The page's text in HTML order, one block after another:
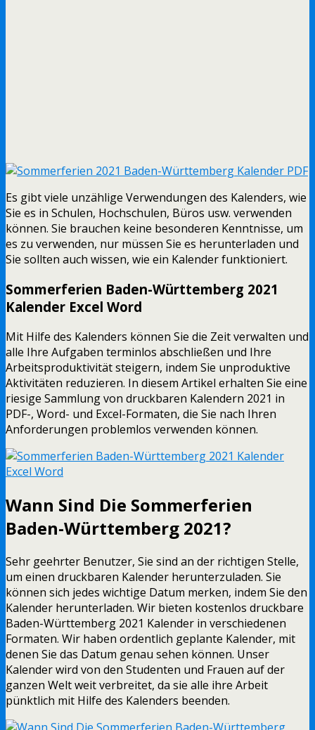
Es gibt viele unzählige Verwendungen des Kalenders, wie
Sie es in Schulen, Hochschulen, Büros usw. verwenden
können. Sie brauchen keine besonderen Kenntnisse, um
es zu verwenden, nur müssen Sie es herunterladen und
Sie sollten auch wissen, wie ein Kalender funktioniert.
Sommerferien Baden-Württemberg 2021
Kalender Excel Word
Mit Hilfe des Kalenders können Sie die Zeit verwalten und
alle Ihre Aufgaben terminlos abschließen und Ihre
Arbeitsproduktivität steigern, indem Sie unproduktive
Aktivitäten reduzieren. In diesem Artikel erhalten Sie eine
riesige Sammlung von druckbaren Kalendern 2021 in
PDF-, Word- und Excel-Formaten, die Sie nach Ihren
Anforderungen problemlos verwenden können.
Wann Sind Die Sommerferien
Baden-Württemberg 2021?
Sehr geehrter Benutzer, Sie sind an der richtigen Stelle,
um einen druckbaren Kalender herunterzuladen. Sie
können sich jedes wichtige Datum merken, indem Sie den
Kalender herunterladen. Wir bieten kostenlos druckbare
Baden-Württemberg 2021 Kalender in verschiedenen
Formaten. Wir haben ordentlich geplante Kalender, mit
denen Sie das Datum genau sehen können. Unser
Kalender wird von den Studenten und Frauen auf der
ganzen Welt weit verbreitet, da sie alle ihre Arbeit
pünktlich mit Hilfe des Kalenders beenden.